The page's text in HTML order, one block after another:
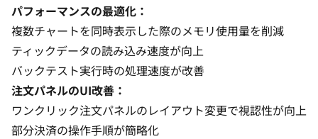
パフォーマンスの最適化：
複数チャートを同時表示した際のメモリ使用量を削減
ティックデータの読み込み速度が向上
バックテスト実行時の処理速度が改善
注文パネルのUI改善：
ワンクリック注文パネルのレイアウト変更で視認性が向上
部分決済の操作手順が簡略化